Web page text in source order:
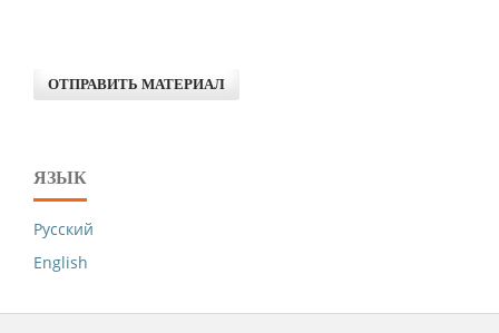
ОТПРАВИТЬ МАТЕРИАЛ
ЯЗЫК
Русский
English